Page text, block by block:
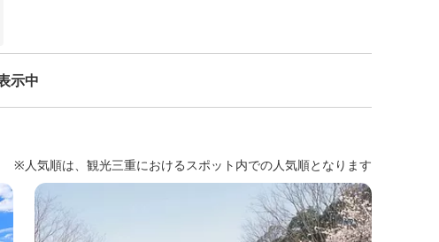
示中
※人気順は、観光三重におけるスポット内での人気順となります